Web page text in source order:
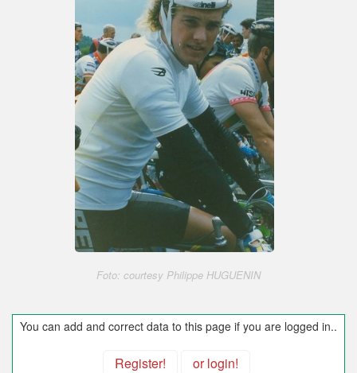
Foto: courtesy Philippe HUGUENIN
You can add and correct data to this page if you are logged in..
Register! or login!